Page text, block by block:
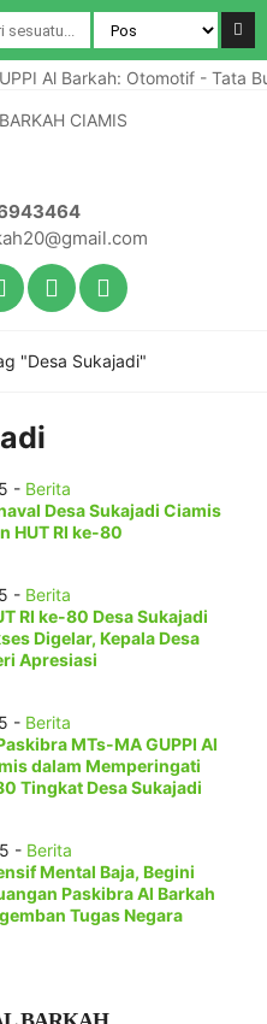
Al Barkah: Otomotif - Tata
"Desa Sukajadi"
- Berita
Desa Sukajadi Ciamis
HUT RI ke-80
- Berita
RI ke-80 Desa Sukajadi
Digelar, Kepala Desa
Apresiasi
- Berita
MTs-MA GUPPI Al
dalam Memperingati
Tingkat Desa Sukajadi
- Berita
Mental Baja, Begini
Paskibra Al Barkah
Tugas Negara